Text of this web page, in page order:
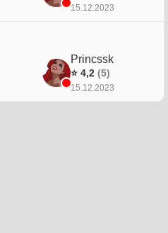
15.12.2023
Princssk
⭐ 4,2 (5)
15.12.2023